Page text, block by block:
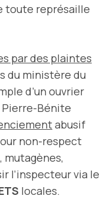
toute représaille
par des plaintes
du ministère du
d’un ouvrier
Pierre-Bénite
abusif
non-respect
mutagènes,
l’inspecteur via le
locales.